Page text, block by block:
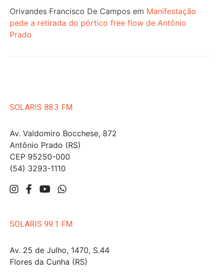
Orivandes Francisco De Campos em Manifestação
pede a retirada do pórtico free flow de Antônio
Prado
SOLARIS 88.3 FM
Av. Valdomiro Bocchese, 872
Antônio Prado (RS)
CEP 95250-000
(54) 3293-1110
SOLARIS 99.1 FM
Av. 25 de Julho, 1470, S.44
Flores da Cunha (RS)